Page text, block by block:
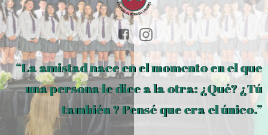
“La amistad nace en el momento en el que
una persona le dice a la otra: ¿Qué? ¿Tú
también ? Pensé que era el único.”